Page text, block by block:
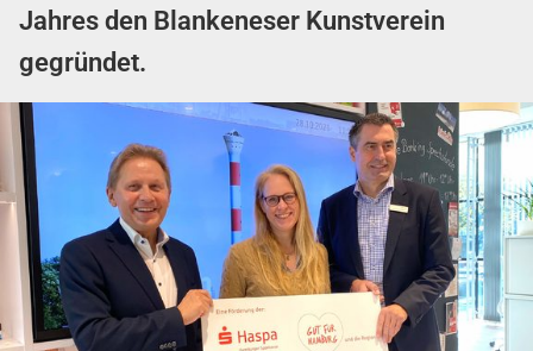
Jahres den Blankeneser Kunstverein
gegründet.